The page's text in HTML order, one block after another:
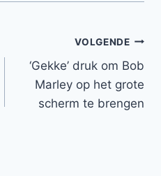
VOLGENDE
‘Gekke’ druk om Bob
Marley op het grote
scherm te brengen